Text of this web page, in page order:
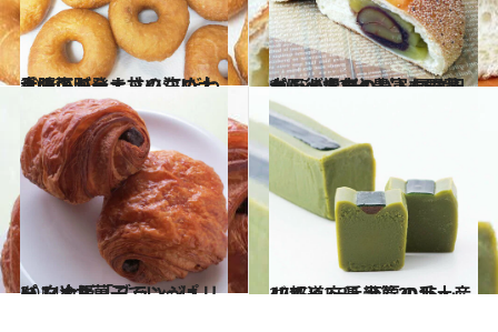
2016.5.1
大阪下町発・甘くない大人味のドーナッツ こだわりの塩がうまさの決め手！
グルメ 2015.11.22
大阪・堺市のレトロな駅から徒歩1分 豊富な野菜パンが人気のパン屋さん
グルメ
2014.2.9
パンとお菓子でいっぱい！ 大阪「ブランジュリー タカギ」
グルメ 2015.12.3
47都道府県 至福の手土産リスト ～近畿篇2015～
グルメ